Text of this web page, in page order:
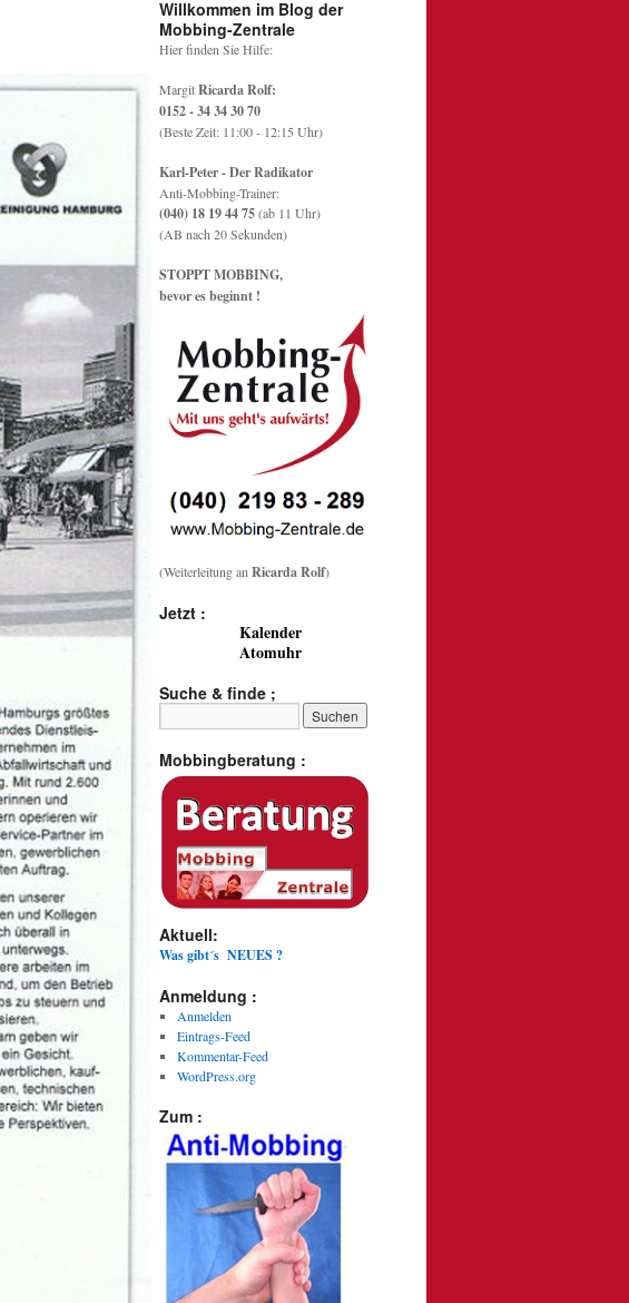
Willkommen im Blog der
Mobbing-Zentrale
Hier finden Sie Hilfe:
MargitRicarda Rolf:
0152 - 34 34 30 70
(Beste Zeit: 11:00 - 12:15 Uhr)
Karl-Peter - Der Radikator
Anti-Mobbing-Trainer:
(040) 18 19 44 75(ab 11 Uhr)
(AB nach 20 Sekunden)
STOPPT MOBBING,
bevor es beginnt !
(Weiterleitung an Ricarda Rolf)
Jetzt :
Kalender
Atomuhr
Suche & finde ;
Mobbingberatung :
Aktuell:
Was gibt´s NEUES ?
Anmeldung :
Anmelden
Eintrags-Feed
Kommentar-Feed
WordPress.org
Zum :